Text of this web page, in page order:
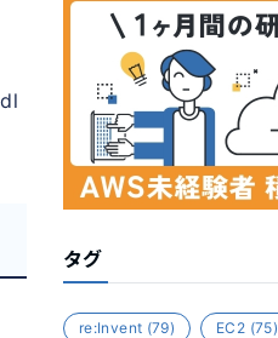
タグ
re:Invent (79) EC2 (75)